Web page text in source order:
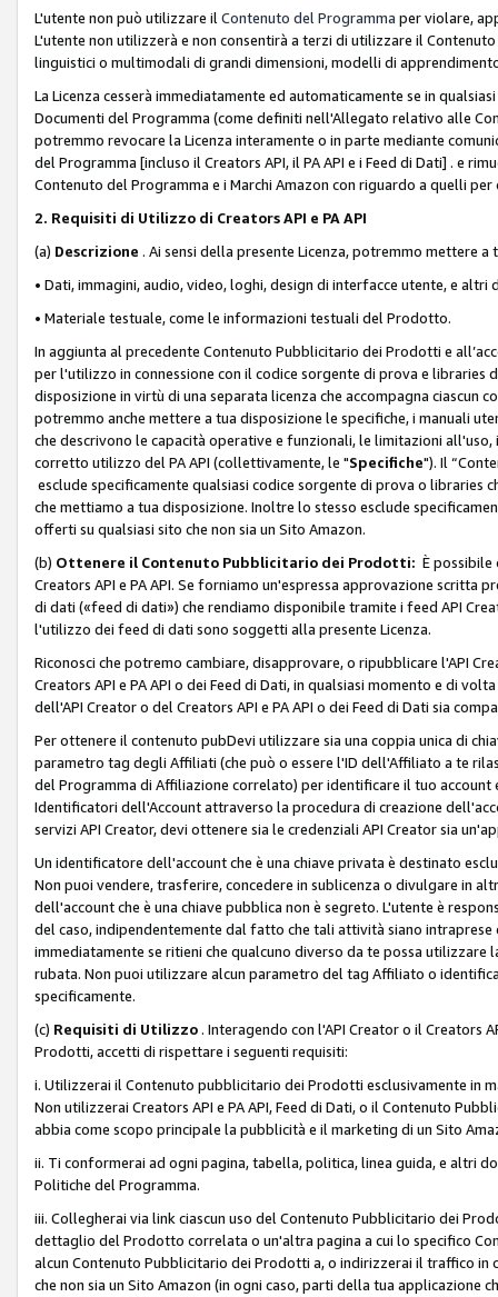
L'utente non può utilizzare il Contenuto del Programma per violare,
L'utente non utilizzerà e non consentirà a terzi di utilizzare il
linguistici o multimodali di grandi dimensioni, modelli di
La Licenza cesserà immediatamente ed automaticamente se in
Documenti del Programma (come definiti nell'Allegato relativo alle
potremmo revocare la Licenza interamente o in parte mediante
del Programma [incluso il Creators API, il PA API e i Feed di Dati] . e
Contenuto del Programma e i Marchi Amazon con riguardo a quelli
2. Requisiti di Utilizzo di Creators API e PA API
(a) Descrizione . Ai sensi della presente Licenza, potremmo mettere
• Dati, immagini, audio, video, loghi, design di interfacce utente, e altri
• Materiale testuale, come le informazioni testuali del Prodotto.
In aggiunta al precedente Contenuto Pubblicitario dei Prodotti e
per l'utilizzo in connessione con il codice sorgente di prova e libraries
disposizione in virtù di una separata licenza che accompagna ciascun
potremmo anche mettere a tua disposizione le specifiche, i manuali
che descrivono le capacità operative e funzionali, le limitazioni
corretto utilizzo del PA API (collettivamente, le "Specifiche"). Il
esclude specificamente qualsiasi codice sorgente di prova o libraries
che mettiamo a tua disposizione. Inoltre lo stesso esclude
offerti su qualsiasi sito che non sia un Sito Amazon.
(b) Ottenere il Contenuto Pubblicitario dei Prodotti: È
Creators API e PA API. Se forniamo un'espressa approvazione
di dati («feed di dati») che rendiamo disponibile tramite i feed API
l'utilizzo dei feed di dati sono soggetti alla presente Licenza.
Riconosci che potremo cambiare, disapprovare, o ripubblicare l'API
Creators API e PA API o dei Feed di Dati, in qualsiasi momento e di
dell'API Creator o del Creators API e PA API o dei Feed di Dati sia
Per ottenere il contenuto pubDevi utilizzare sia una coppia unica di
parametro tag degli Affiliati (che può o essere l'ID dell'Affiliato a te
del Programma di Affiliazione correlato) per identificare il tuo account
Identificatori dell'Account attraverso la procedura di creazione
servizi API Creator, devi ottenere sia le credenziali API Creator sia
Un identificatore dell'account che è una chiave privata è destinato
Non puoi vendere, trasferire, concedere in sublicenza o divulgare in
dell'account che è una chiave pubblica non è segreto. L'utente è
del caso, indipendentemente dal fatto che tali attività siano
immediatamente se ritieni che qualcuno diverso da te possa
rubata. Non puoi utilizzare alcun parametro del tag Affiliato o
specificamente.
(c) Requisiti di Utilizzo . Interagendo con l'API Creator o il Creators
Prodotti, accetti di rispettare i seguenti requisiti:
i. Utilizzerai il Contenuto pubblicitario dei Prodotti esclusivamente in
Non utilizzerai Creators API e PA API, Feed di Dati, o il Contenuto
abbia come scopo principale la pubblicità e il marketing di un Sito
ii. Ti conformerai ad ogni pagina, tabella, politica, linea guida, e altri
Politiche del Programma.
iii. Collegherai via link ciascun uso del Contenuto Pubblicitario dei
dettaglio del Prodotto correlata o un'altra pagina a cui lo specifico
alcun Contenuto Pubblicitario dei Prodotti a, o indirizzerai il traffico in
che non sia un Sito Amazon (in ogni caso, parti della tua